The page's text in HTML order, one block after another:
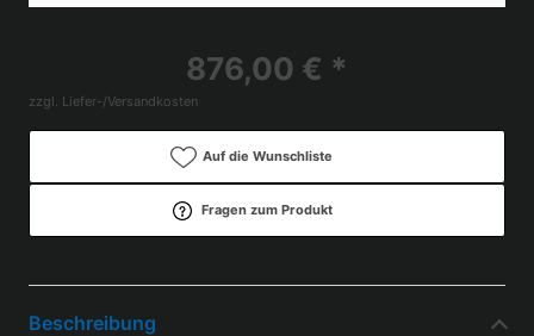
876,00 € *
zzgl. Liefer-/Versandkosten
Auf die Wunschliste
Fragen zum Produkt
Beschreibung